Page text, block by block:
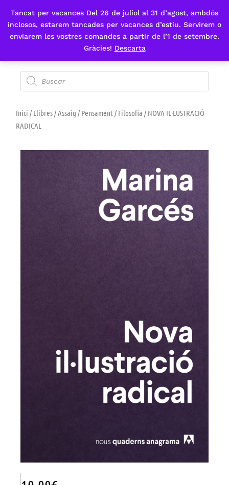
Tancat per vacances Del 26 de juliol al 31 d’agost, ambdós
inclosos, estarem tancades per vacances d’estiu. Servirem o
enviarem les vostres comandes a partir de l’1 de setembre.
Gràcies! Descarta
Fes-te'n sòcia
Inici /Llibres/Assaig /Pensament/Filosofia / NOVA IL·LUSTRACIÓ
RADICAL